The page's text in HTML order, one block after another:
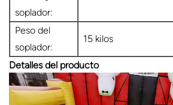
soplador:
Peso del
soplador:
15 kilos
Detalles del producto